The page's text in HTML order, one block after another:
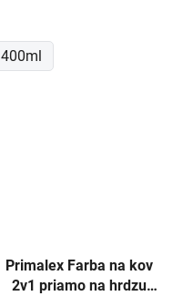
400ml
Primalex Farba na kov
2v1 priamo na hrdzu